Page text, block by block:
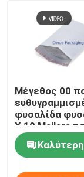
Μέγεθος 00
φυσαλίδα
X 10 Mailers
για τη σαφή
παράδοσης